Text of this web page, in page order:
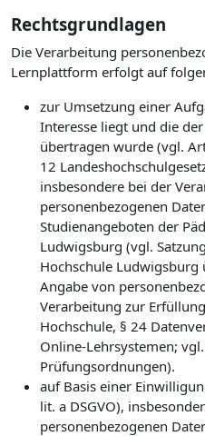
Rechtsgrundlagen
Die Verarbeitung
Lernplattform erfolgt auf
zur Umsetzung einer
Interesse liegt und die
übertragen wurde (vgl.
12
insbesondere bei der
personenbezogenen
Studienangeboten der
Ludwigsburg (vgl.
Hochschule
Angabe von
Verarbeitung zur
Hochschule, § 24
Online-Lehrsystemen;
Prüfungsordnungen).
auf Basis einer
lit. a DSGVO),
personenbezogenen